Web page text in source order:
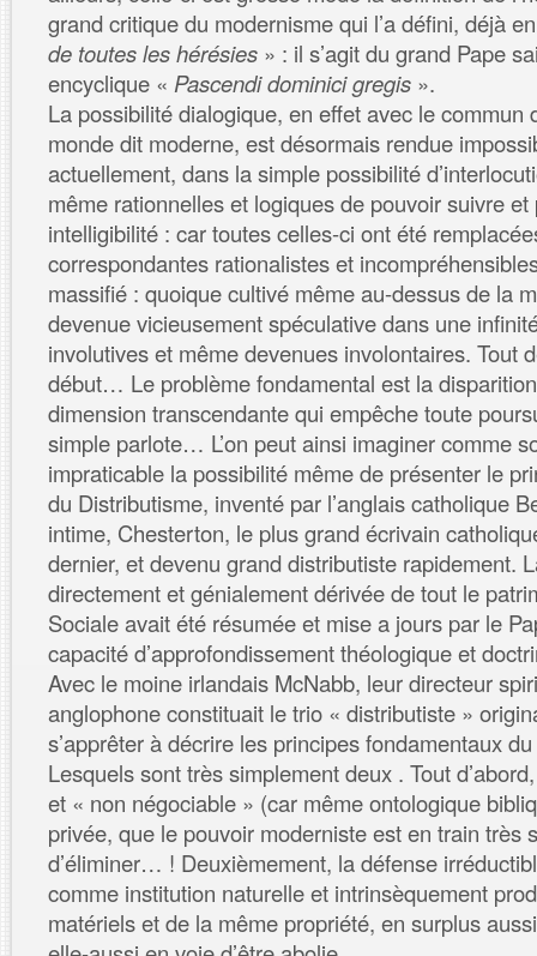
grand critique du modernisme qui l’a défini, déjà
de toutes les hérésies » : il s’agit du grand Pape
encyclique « Pascendi dominici gregis ».
La possibilité dialogique, en effet avec le commun
monde dit moderne, est désormais rendue
actuellement, dans la simple possibilité
même rationnelles et logiques de pouvoir suivre et
intelligibilité : car toutes celles-ci ont été
correspondantes rationalistes et
massifié : quoique cultivé même au-dessus de la
devenue vicieusement spéculative dans une
involutives et même devenues involontaires. Tout
début… Le problème fondamental est la
dimension transcendante qui empêche toute
simple parlote… L’on peut ainsi imaginer comme
impraticable la possibilité même de présenter le
du Distributisme, inventé par l’anglais catholique
intime, Chesterton, le plus grand écrivain
dernier, et devenu grand distributiste rapidement.
directement et génialement dérivée de tout le
Sociale avait été résumée et mise a jours par le
capacité d’approfondissement théologique et
Avec le moine irlandais McNabb, leur directeur
anglophone constituait le trio « distributiste »
s’apprêter à décrire les principes fondamentaux
Lesquels sont très simplement deux . Tout
et « non négociable » (car même ontologique
privée, que le pouvoir moderniste est en train très
d’éliminer… ! Deuxièmement, la défense
comme institution naturelle et intrinsèquement
matériels et de la même propriété, en surplus